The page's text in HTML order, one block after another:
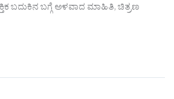
ಬದುಕಿನ ಬಗ್ಗೆ ಅಳವಾದ ಮಾಹಿತಿ, ಚಿತ್ರಣ